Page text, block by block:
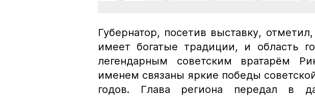
Губернатор, посетив выставку,
имеет богатые традиции, и область
легендарным советским вратарём
именем связаны яркие победы
годов. Глава региона передал в